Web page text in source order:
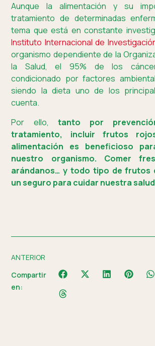
Aunque la alimentación y su
tratamiento de determinadas
tema que está en constante
Instituto Internacional de
organismo dependiente de la
la Salud, el 95% de los
condicionado por factores
siendo la dieta uno de los
cuenta.
Por ello, tanto por
tratamiento, incluir frutos
alimentación es beneficioso
nuestro organismo. Comer
arándanos… y todo tipo de frutos
un seguro para cuidar nuestra
ANTERIOR
Compartir
en: